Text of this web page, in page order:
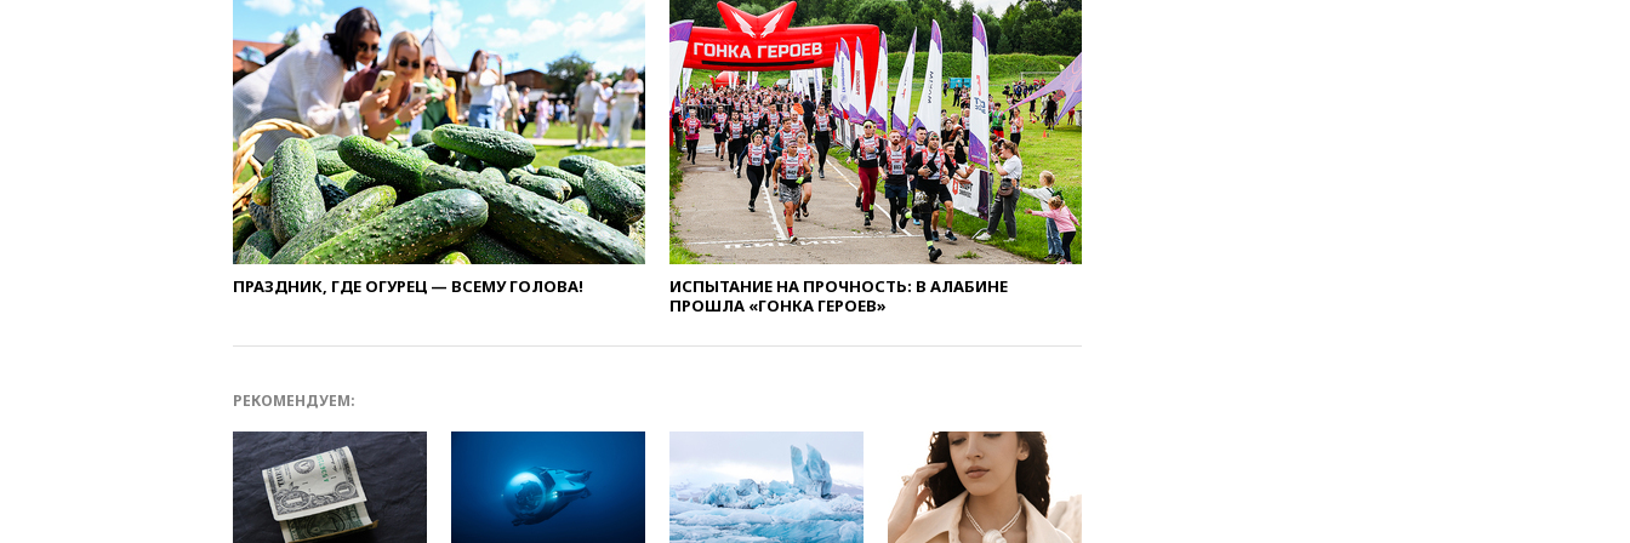
вчера, 19:45ISU предоставил
нейтральный статус
фигуристкам Валиевой и
Трусовой
вчера, 19:35Зеленский
впервые совершил
официальный визит в Сербию
вчера, 19:19Россиянка
погибла во Французских
Альпах
вчера, 19:00
ликвидировано
украинским сухогрузам в
Черном море
вчера, 18:47Школьники из РФ
стали абсолютными
чемпионами на олимпиаде по
ПРАЗДНИК, ГДЕ ОГУРЕЦ — ВСЕМУ ГОЛОВА!
ИСПЫТАНИЕ НА ПРОЧНОСТЬ: В АЛАБИНЕ
ПРОШЛА «ГОНКА ГЕРОЕВ»
РЕКОМЕНДУЕМ: